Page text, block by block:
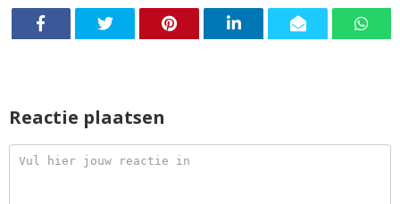
Reactie plaatsen